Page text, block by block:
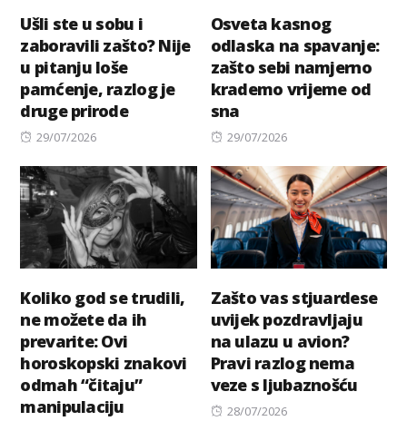
Ušli ste u sobu i
zaboravili zašto? Nije
u pitanju loše
pamćenje, razlog je
druge prirode
Posted
29/07/2026
Osveta kasnog
odlaska na spavanje:
zašto sebi namjerno
krademo vrijeme od
sna
Posted
29/07/2026
Koliko god se trudili,
ne možete da ih
prevarite: Ovi
horoskopski znakovi
odmah “čitaju”
manipulaciju
Zašto vas stjuardese
uvijek pozdravljaju
na ulazu u avion?
Pravi razlog nema
veze s ljubaznošću
Posted
28/07/2026